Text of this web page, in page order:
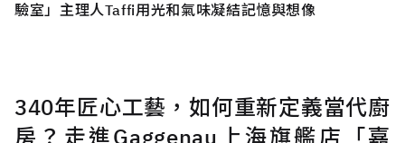
驗室」主理人Taffi用光和氣味凝結記憶與想像
340年匠心工藝，如何重新定義當代廚
房？走進Gaggenau上海旗艦店「嘉